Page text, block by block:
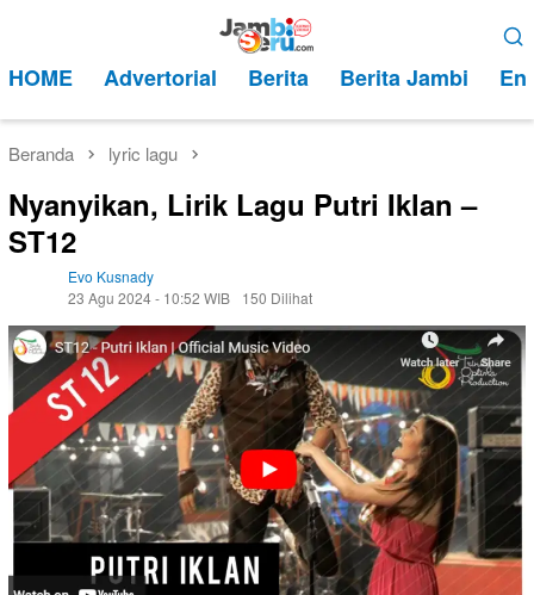
kontenMobile
HOME Advertorial Berita Berita Jambi
Beranda lyric lagu
Nyanyikan, Lirik Lagu Putri Iklan –
ST12
Evo Kusnady
23 Agu 2024 - 10:52 WIB
150 Dilihat